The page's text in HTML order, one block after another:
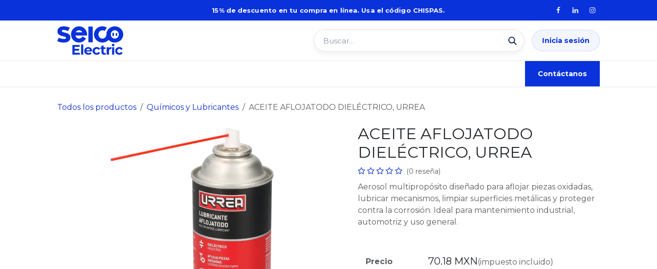
15% de descuento en tu compra en línea. Usa el código CHISPAS.
Inicia sesión
Contáctanos
Todos los productos Químicos y Lubricantes ACEITE AFLOJATODO DIELÉCTRICO, URREA
ACEITE AFLOJATODO
DIELÉCTRICO, URREA
(0 reseña)
Aerosol multipropósito diseñado para aflojar piezas oxidadas,
lubricar mecanismos, limpiar superficies metálicas y proteger
contra la corrosión. Ideal para mantenimiento industrial,
automotriz y uso general.
Precio 70.18 MXN(impuesto incluido)